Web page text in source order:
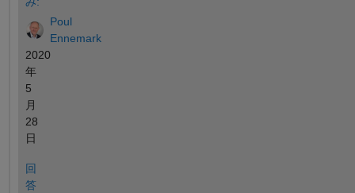
Poul
Ennemark
2020
年
5
月
28
日
回
答